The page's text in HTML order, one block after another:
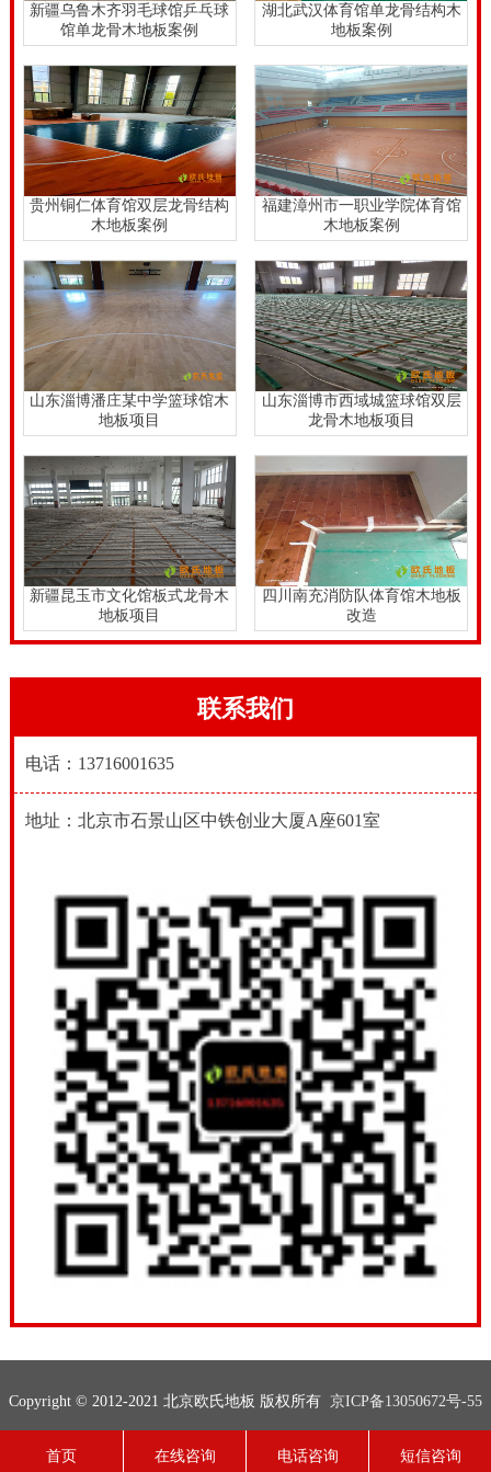
新疆乌鲁木齐羽毛球馆乒乓球
馆单龙骨木地板案例
湖北武汉体育馆单龙骨结构木
地板案例
贵州铜仁体育馆双层龙骨结构
木地板案例
福建漳州市一职业学院体育馆
木地板案例
山东淄博潘庄某中学篮球馆木
地板项目
山东淄博市西域城篮球馆双层
龙骨木地板项目
新疆昆玉市文化馆板式龙骨木
地板项目
四川南充消防队体育馆木地板
改造
联系我们
电话：13716001635
地址：北京市石景山区中铁创业大厦A座601室
Copyright © 2012-2021 北京欧氏地板 版权所有 京ICP备13050672号-55
首页
在线咨询 电话咨询 短信咨询